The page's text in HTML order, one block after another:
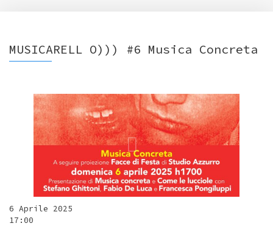
MUSICARELL O))) #6 Musica Concreta
6 Aprile 2025
17:00